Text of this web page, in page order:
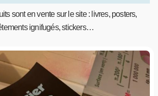
sont en vente sur le site : livres, posters,
ignifugés, stickers…